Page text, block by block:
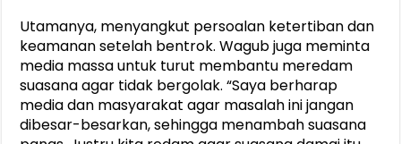
Utamanya, menyangkut persoalan ketertiban dan
keamanan setelah bentrok. Wagub juga meminta
media massa untuk turut membantu meredam
suasana agar tidak bergolak. “Saya berharap
media dan masyarakat agar masalah ini jangan
dibesar-besarkan, sehingga menambah suasana